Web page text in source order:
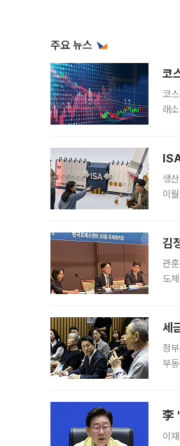
주요 뉴스
코
코
래
생
이
김
관
도
세
정
부
李
이